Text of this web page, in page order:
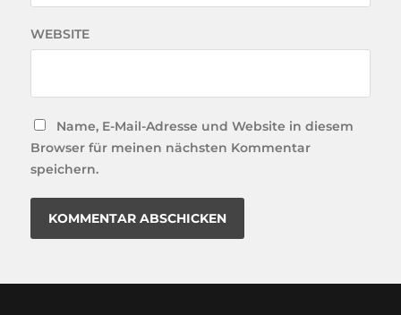
WEBSITE
Name, E-Mail-Adresse und Website in diesem
Browser für meinen nächsten Kommentar
speichern.